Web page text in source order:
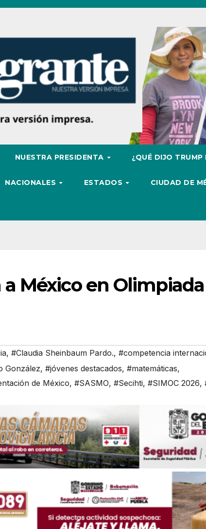
NUESTRA PRESIDENTA ¿QUÉ DIJO TRUMP
NACIONALES ESTADOS CIUDAD DE
México en
, #Claudia Sheinbaum Pardo., #competencia
González, #jóvenes destacados, #matemáticas,
de México, #SASMO, #Secihti, #SIMOC 2026,